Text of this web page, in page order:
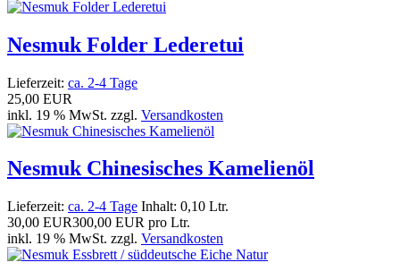
Nesmuk Folder Lederetui
Lieferzeit: ca. 2-4 Tage
25,00 EUR
inkl. 19 % MwSt. zzgl. Versandkosten
Nesmuk Chinesisches Kamelienöl
Lieferzeit: ca. 2-4 Tage Inhalt: 0,10 Ltr.
30,00 EUR300,00 EUR pro Ltr.
inkl. 19 % MwSt. zzgl. Versandkosten